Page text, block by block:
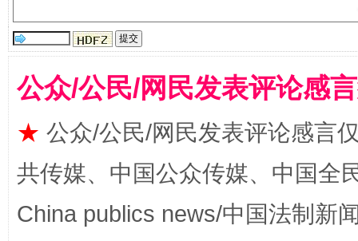
揭批美国五大"原罪" "炒
公众/公民/网民发表评论感
★ 公众/公民/网民发表评论感言
共传媒、中国公众传媒、中国全
China publics news/中国法制新